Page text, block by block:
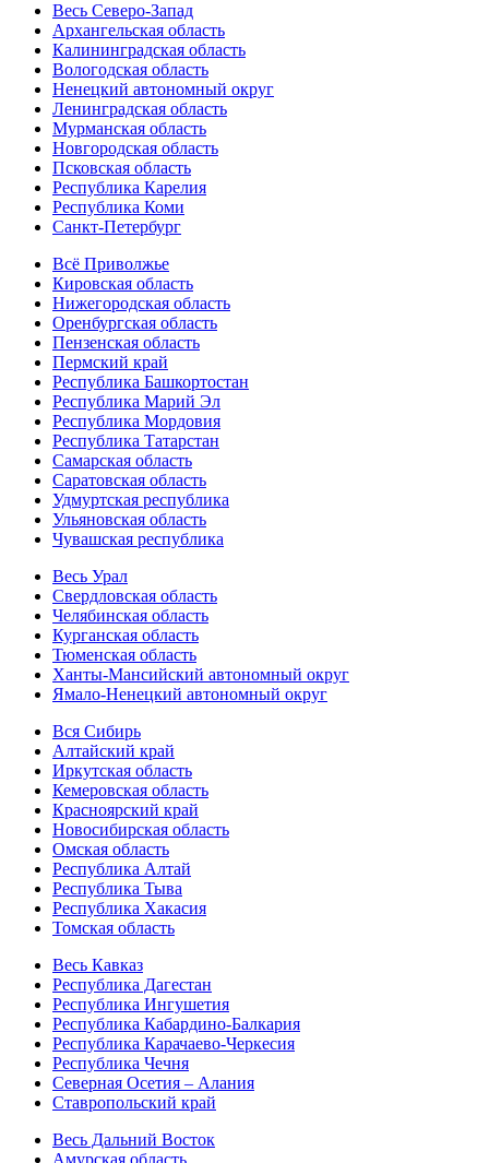
Весь Северо-Запад
Архангельская область
Калининградская область
Вологодская область
Ненецкий автономный округ
Ленинградская область
Мурманская область
Новгородская область
Псковская область
Республика Карелия
Республика Коми
Санкт-Петербург
Всё Приволжье
Кировская область
Нижегородская область
Оренбургская область
Пензенская область
Пермский край
Республика Башкортостан
Республика Марий Эл
Республика Мордовия
Республика Татарстан
Самарская область
Саратовская область
Удмуртская республика
Ульяновская область
Чувашская республика
Весь Урал
Свердловская область
Челябинская область
Курганская область
Тюменская область
Ханты-Мансийский автономный округ
Ямало-Ненецкий автономный округ
Вся Сибирь
Алтайский край
Иркутская область
Кемеровская область
Красноярский край
Новосибирская область
Омская область
Республика Алтай
Республика Тыва
Республика Хакасия
Томская область
Весь Кавказ
Республика Дагестан
Республика Ингушетия
Республика Кабардино-Балкария
Республика Карачаево-Черкесия
Республика Чечня
Северная Осетия – Алания
Ставропольский край
Весь Дальний Восток
Амурская область